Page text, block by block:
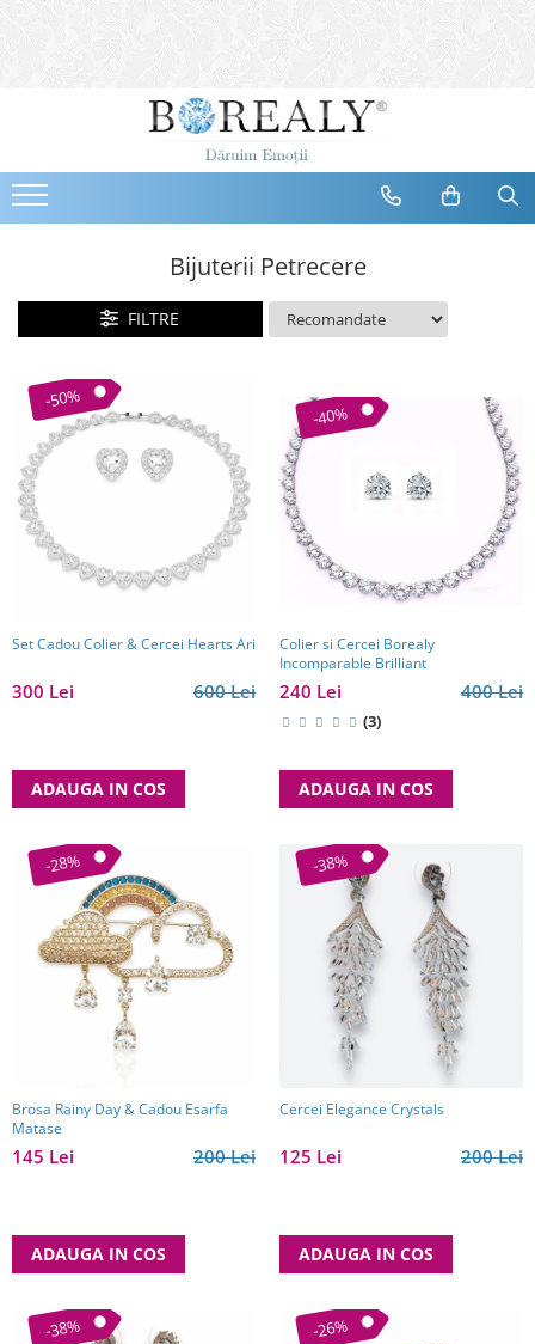
Bijuterii
Cercei
Bratari
Destinatari
Bijuterii Femei
Bijuterii Copii
Bijuterii Mirese
Selectii
Reduceri
Cele mai noi
Cele mai votate
Pret
100 Lei - 200 Lei
200 Lei - 300 Lei
500 Lei - 1000 Lei
1000 Lei +
Bijuterii Petrecere
FILTRE
-50%
Set Cadou Colier & Cercei Hearts Ari
600 Lei
300 Lei
ADAUGA IN COS
-40%
Colier si Cercei Borealy
Incomparable Brilliant
400 Lei
240 Lei
(3)
ADAUGA IN COS
-28%
Brosa Rainy Day & Cadou Esarfa
Matase
200 Lei
145 Lei
ADAUGA IN COS
-38%
Cercei Elegance Crystals
200 Lei
125 Lei
ADAUGA IN COS
-38% -26%